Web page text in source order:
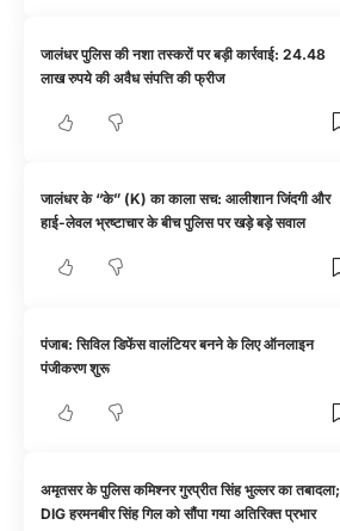
जालंधर पुलिस की नशा तस्करों पर बड़ी कार्रवाई: 24.48
लाख रुपये की अवैध संपत्ति की फ्रीज
जालंधर के “के” (K) का काला सच: आलीशान जिंदगी और
हाई-लेवल भ्रष्टाचार के बीच पुलिस पर खड़े बड़े सवाल
पंजाब: सिविल डिफेंस वालंटियर बनने के लिए ऑनलाइन
पंजीकरण शुरू
अमृतसर के पुलिस कमिश्नर गुरप्रीत सिंह भुल्लर का तबादला;
DIG हरमनबीर सिंह गिल को सौंपा गया अतिरिक्त प्रभार